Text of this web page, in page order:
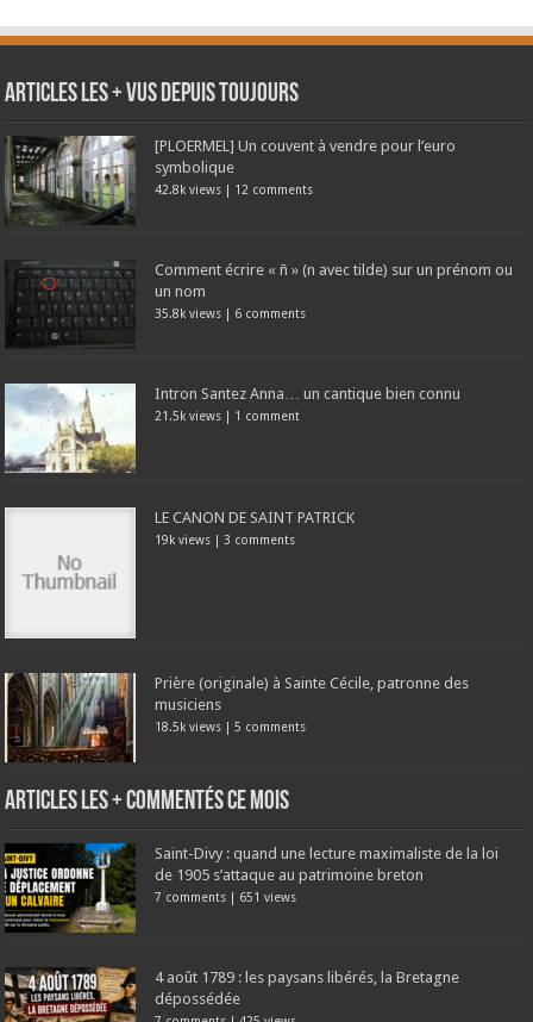
Articles les + vus depuis toujours
[PLOERMEL] Un couvent à vendre pour l’euro
symbolique
42.8k views | 12 comments
Comment écrire « ñ » (n avec tilde) sur un prénom ou
un nom
35.8k views | 6 comments
Intron Santez Anna… un cantique bien connu
21.5k views | 1 comment
LE CANON DE SAINT PATRICK
19k views | 3 comments
Prière (originale) à Sainte Cécile, patronne des
musiciens
18.5k views |5 comments
Articles les + commentés ce mois
Saint-Divy : quand une lecture maximaliste de la loi
de 1905 s’attaque au patrimoine breton
7 comments | 651 views
4 août 1789 : les paysans libérés, la Bretagne
dépossédée